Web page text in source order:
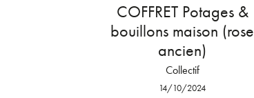
COFFRET Potages &
bouillons maison (rose
ancien)
Collectif
14/10/2024